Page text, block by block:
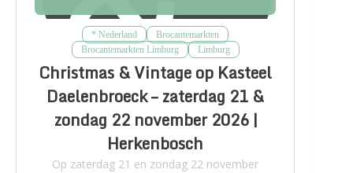
* Nederland
Brocantemarkten
Brocantemarkten Limburg
Limburg
Christmas & Vintage op Kasteel
Daelenbroeck – zaterdag 21 &
zondag 22 november 2026 |
Herkenbosch
Op zaterdag 21 en zondag 22 november